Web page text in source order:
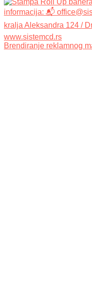
Brendiranje reklamnog